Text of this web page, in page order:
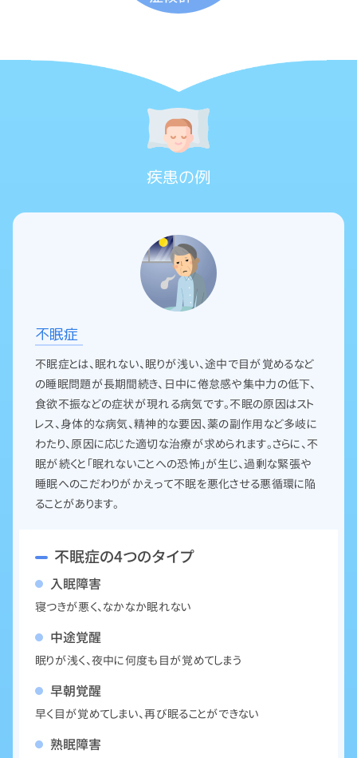
疾患の例
不眠症
不眠症とは、眠れない、眠りが浅い、途中で目が覚めるなど
の睡眠問題が長期間続き、日中に倦怠感や集中力の低下、
食欲不振などの症状が現れる病気です。不眠の原因はスト
レス、身体的な病気、精神的な要因、薬の副作用など多岐に
わたり、原因に応じた適切な治療が求められます。さらに、不
眠が続くと「眠れないことへの恐怖」が生じ、過剰な緊張や
睡眠へのこだわりがかえって不眠を悪化させる悪循環に陥
ることがあります。
不眠症の4つのタイプ
入眠障害
寝つきが悪く、なかなか眠れない
中途覚醒
眠りが浅く、夜中に何度も目が覚めてしまう
早朝覚醒
早く目が覚めてしまい、再び眠ることができない
熟眠障害